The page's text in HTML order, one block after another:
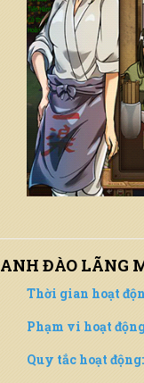
ANH ĐÀO LÃNG
Thời gian hoạt
Phạm vi hoạt
Quy tắc hoạt động:
Chọn server để